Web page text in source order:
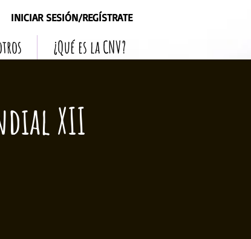
INICIAR SESIÓN/REGÍSTRATE
¿Qué es la CNV?
XII